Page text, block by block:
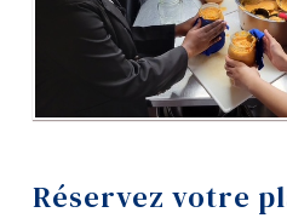
Réservez votre